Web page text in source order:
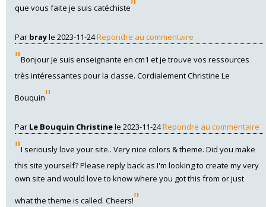
que vous faite je suis catéchiste"
Par brayle 2023-11-24Repondre au commentaire
"Bonjour Je suis enseignante en cm1 et je trouve vos ressources
très intéressantes pour la classe. Cordialement Christine Le
Bouquin"
Par Le Bouquin Christinele 2023-11-24Repondre au commentaire
"I seriously love your site.. Very nice colors & theme. Did you make
this site yourself? Please reply back as I'm looking to create my very
own site and would love to know where you got this from or just
what the theme is called. Cheers!"